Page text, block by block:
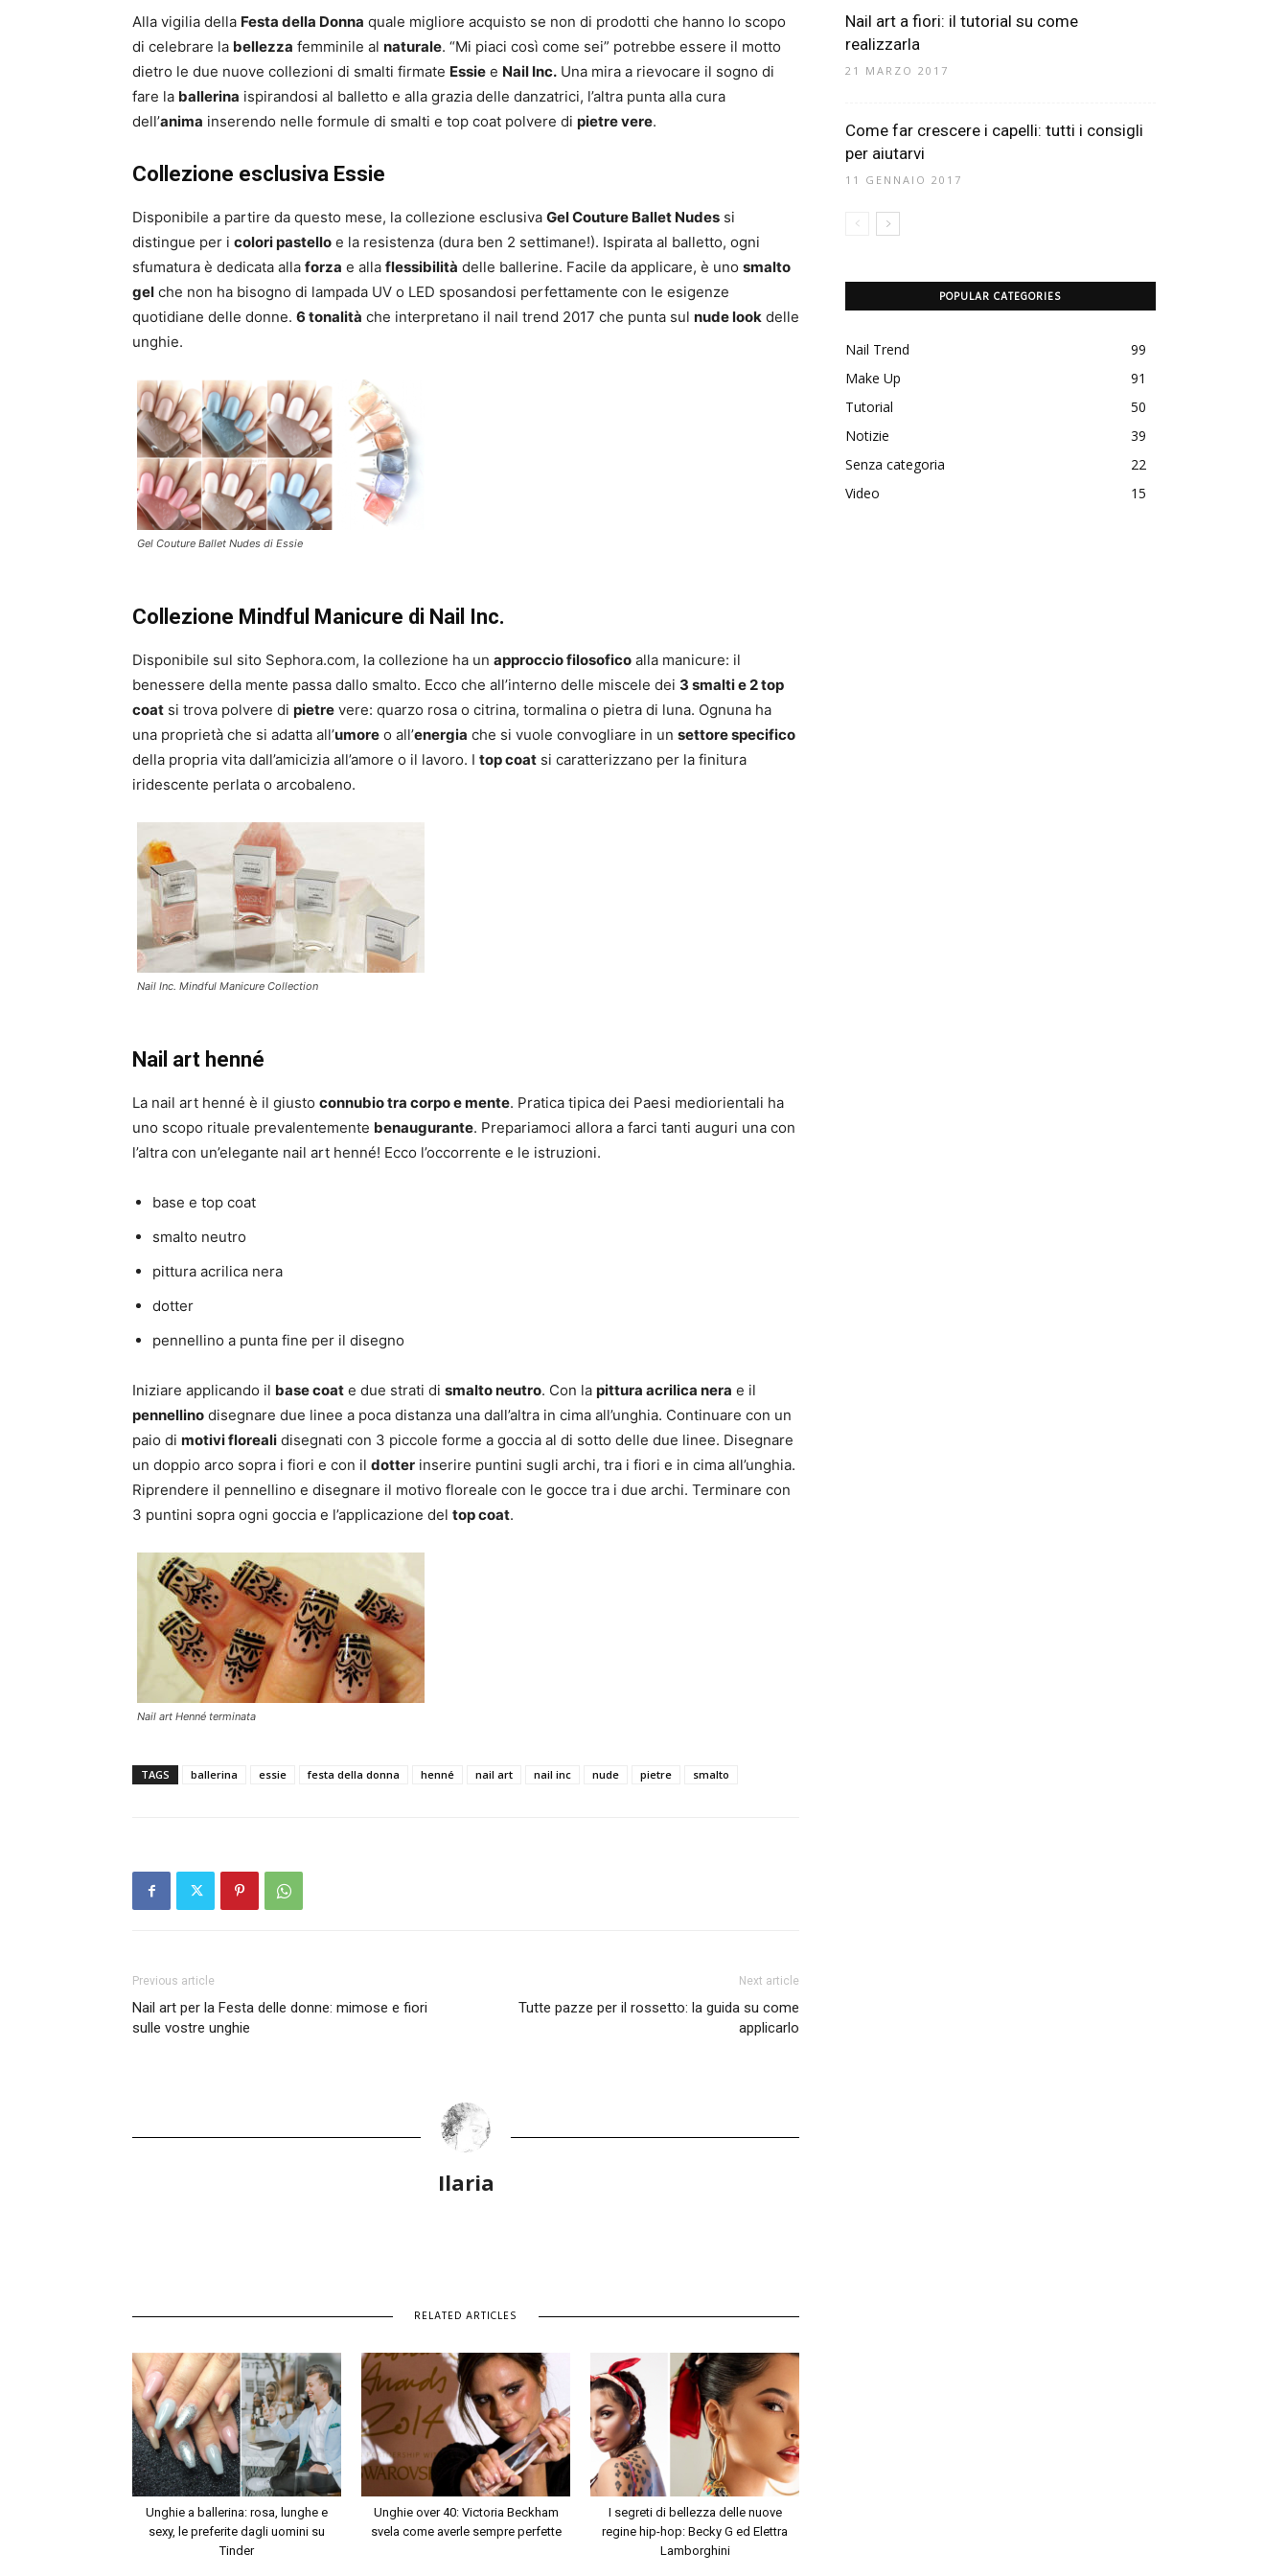
Alla vigilia della Festa della Donna quale migliore acquisto se non di prodotti che hanno lo scopo
di celebrare la bellezza femminile al naturale. “Mi piaci così come sei” potrebbe essere il motto
dietro le due nuove collezioni di smalti firmate Essie e Nail Inc. Una mira a rievocare il sogno di
fare la ballerina ispirandosi al balletto e alla grazia delle danzatrici, l’altra punta alla cura
dell’anima inserendo nelle formule di smalti e top coat polvere di pietre vere.
Collezione esclusiva Essie
Disponibile a partire da questo mese, la collezione esclusiva Gel Couture Ballet Nudes si
distingue per i colori pastello e la resistenza (dura ben 2 settimane!). Ispirata al balletto, ogni
sfumatura è dedicata alla forza e alla flessibilità delle ballerine. Facile da applicare, è uno smalto
gel che non ha bisogno di lampada UV o LED sposandosi perfettamente con le esigenze
quotidiane delle donne. 6 tonalità che interpretano il nail trend 2017 che punta sul nude look delle
unghie.
Gel Couture Ballet Nudes di Essie
Collezione Mindful Manicure di Nail Inc.
Disponibile sul sito Sephora.com, la collezione ha un approccio filosofico alla manicure: il
benessere della mente passa dallo smalto. Ecco che all’interno delle miscele dei 3 smalti e 2 top
coat si trova polvere di pietre vere: quarzo rosa o citrina, tormalina o pietra di luna. Ognuna ha
una proprietà che si adatta all’umore o all’energia che si vuole convogliare in un settore specifico
della propria vita dall’amicizia all’amore o il lavoro. I top coat si caratterizzano per la finitura
iridescente perlata o arcobaleno.
Nail Inc. Mindful Manicure Collection
Nail art henné
La nail art henné è il giusto connubio tra corpo e mente. Pratica tipica dei Paesi mediorientali ha
uno scopo rituale prevalentemente benaugurante. Prepariamoci allora a farci tanti auguri una con
l’altra con un’elegante nail art henné! Ecco l’occorrente e le istruzioni.
base e top coat
smalto neutro
pittura acrilica nera
dotter
pennellino a punta fine per il disegno
Iniziare applicando il base coat e due strati di smalto neutro. Con la pittura acrilica nera e il
pennellino disegnare due linee a poca distanza una dall’altra in cima all’unghia. Continuare con un
paio di motivi floreali disegnati con 3 piccole forme a goccia al di sotto delle due linee. Disegnare
un doppio arco sopra i fiori e con il dotter inserire puntini sugli archi, tra i fiori e in cima all’unghia.
Riprendere il pennellino e disegnare il motivo floreale con le gocce tra i due archi. Terminare con
3 puntini sopra ogni goccia e l’applicazione del top coat.
Nail art Henné terminata
TAGS ballerina essie festa della donna henné nail art nail inc nude pietre smalto
Previous article
Nail art per la Festa delle donne: mimose e fiori
sulle vostre unghie
Next article
Tutte pazze per il rossetto: la guida su come
applicarlo
Ilaria
RELATED ARTICLES
Unghie a ballerina: rosa, lunghe e
sexy, le preferite dagli uomini su
Tinder
Unghie over 40: Victoria Beckham
svela come averle sempre perfette
I segreti di bellezza delle nuove
regine hip-hop: Becky G ed Elettra
Lamborghini
Nail art a fiori: il tutorial su come
realizzarla
21 MARZO 2017
Come far crescere i capelli: tutti i consigli
per aiutarvi
11 GENNAIO 2017
POPULAR CATEGORIES
Nail Trend
99
Make Up
91
Tutorial
50
Notizie
39
Senza categoria
22
Video
15